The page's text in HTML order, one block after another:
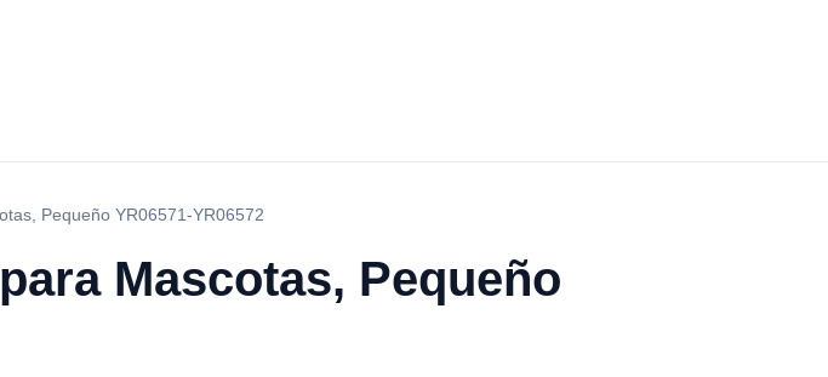
Pequeño YR06571-YR06572
Mascotas, Pequeño